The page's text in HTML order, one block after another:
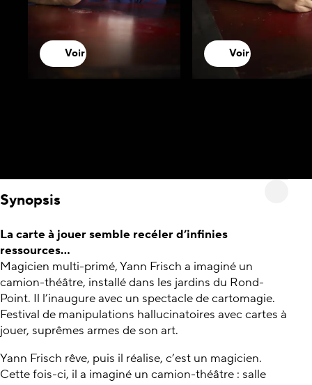
Voir Voir
Synopsis
La carte à jouer semble recéler d’infinies
ressources…
Magicien multi-primé, Yann Frisch a imaginé un
camion-théâtre, installé dans les jardins du Rond-
Point. Il l’inaugure avec un spectacle de cartomagie.
Festival de manipulations hallucinatoires avec cartes à
jouer, suprêmes armes de son art.
Yann Frisch rêve, puis il réalise, c’est un magicien.
Cette fois-ci, il a imaginé un camion-théâtre : salle